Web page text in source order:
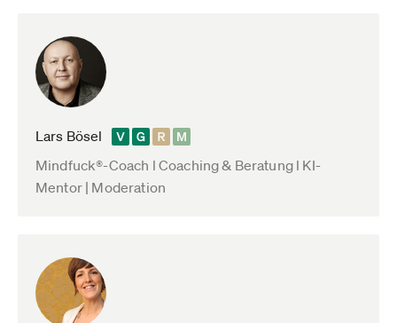
Lars Bösel
Mindfuck®-Coach l Coaching & Beratung l KI-
Mentor | Moderation